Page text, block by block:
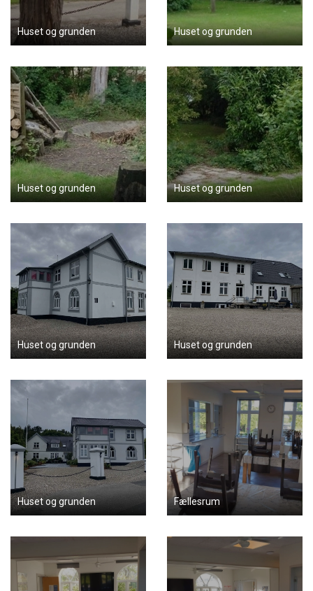
Huset og grunden Huset og grunden
Huset og grunden Huset og grunden
Huset og grunden Huset og grunden
Huset og grunden Fællesrum